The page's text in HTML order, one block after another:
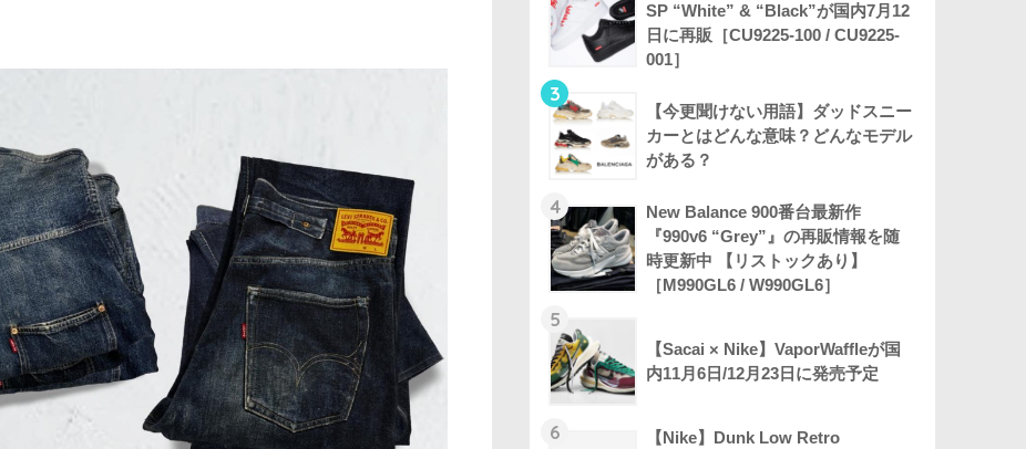
SP “White” & “Black”が国内7月12
日に再販［CU9225-100 / CU9225-
001］
3
【今更聞けない用語】ダッドスニー
カーとはどんな意味？どんなモデル
がある？
4
New Balance 900番台最新作
『990v6 “Grey”』の再販情報を随
時更新中 【リストックあり】
［M990GL6 / W990GL6］
5
【Sacai × Nike】VaporWaffleが国
内11月6日/12月23日に発売予定
6
【Nike】Dunk Low Retro